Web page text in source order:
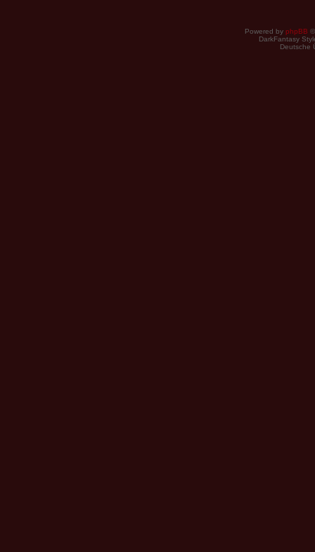
Powered by phpBB
DarkFantasy
Deutsche